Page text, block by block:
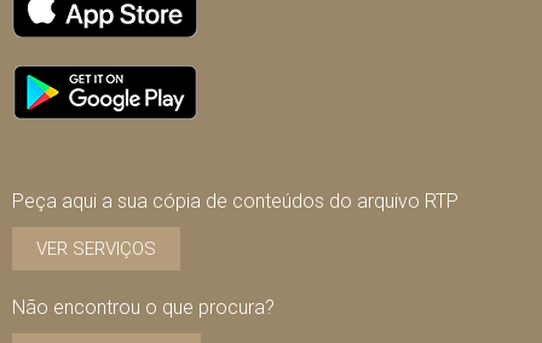
Peça aqui a sua cópia de conteúdos do arquivo RTP
VER SERVIÇOS
Não encontrou o que procura?